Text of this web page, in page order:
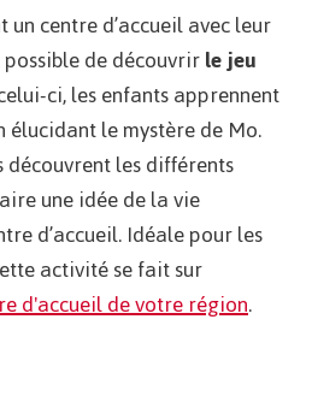
centre d’accueil avec leur
de découvrirle jeu
ci, les enfants apprennent
le mystère de Mo.
les différents
une idée de la vie
d’accueil. Idéale pour les
activité se fait sur
d'accueil de votre région.